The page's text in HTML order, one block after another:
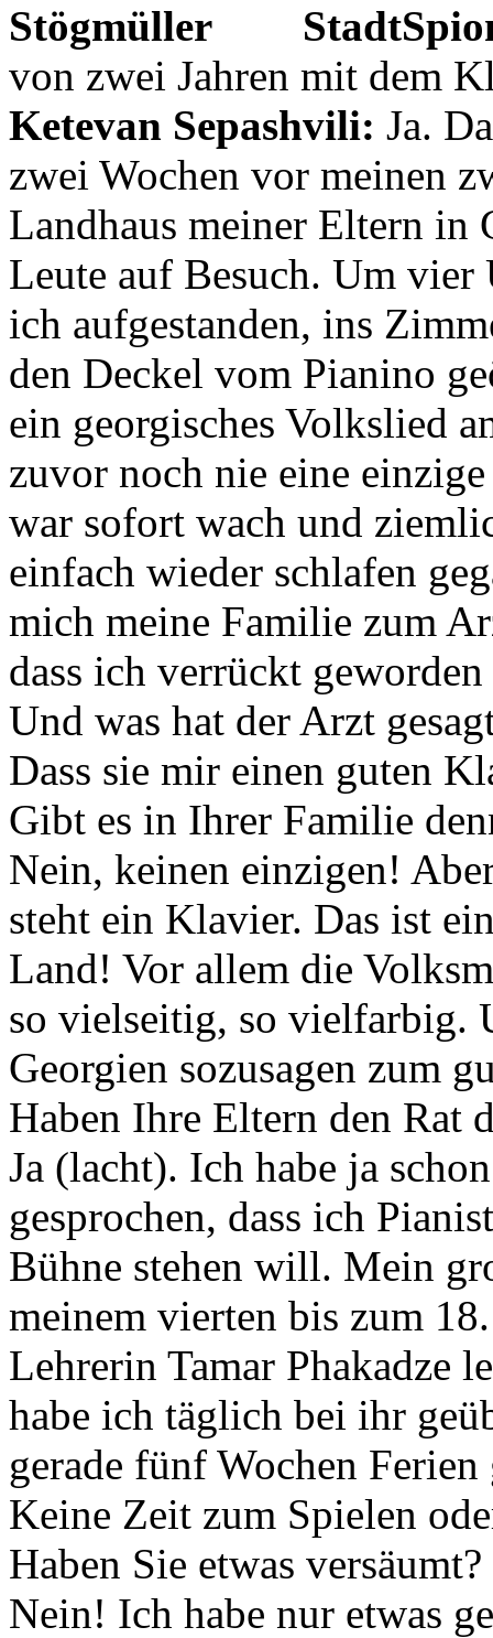
von zwei Jahren mit dem
Ketevan Sepashvili: Ja.
zwei Wochen vor meinen
Landhaus meiner Eltern in
Leute auf Besuch. Um
ich aufgestanden, ins
den Deckel vom Pianino
ein georgisches Volkslied
zuvor noch nie eine
war sofort wach und
einfach wieder schlafen
mich meine Familie zum
dass ich verrückt
Und was hat der Arzt
Dass sie mir einen guten
Gibt es in Ihrer Familie
Nein, keinen einzigen!
steht ein Klavier. Das ist
Land! Vor allem die
so vielseitig, so vielfarbig.
Georgien sozusagen zum
Haben Ihre Eltern den Rat
Ja (lacht). Ich habe ja
gesprochen, dass ich
Bühne stehen will. Mein
meinem vierten bis zum
Lehrerin Tamar Phakadze
habe ich täglich bei ihr
gerade fünf Wochen
Keine Zeit zum Spielen
Haben Sie etwas versäumt?
Nein! Ich habe nur etwas